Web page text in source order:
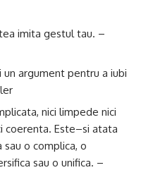
imita gestul tau. –
un argument pentru a iubi
nici limpede nici
coerenta. Este–si atata
o complica, o
sau o unifica. –